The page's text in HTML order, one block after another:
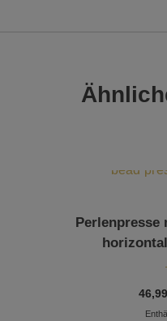
Perlenpresse